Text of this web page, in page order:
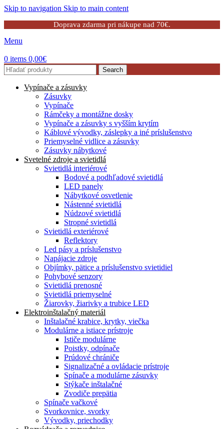
Skip to navigation Skip to main content
Doprava zdarma pri nákupe nad 70€.
Menu
0 items 0,00€
Search
Vypínače a zásuvky
Zásuvky
Vypínače
Rámčeky a montážne dosky
Vypínače a zásuvky s vyšším krytím
Káblové vývodky, záslepky a iné príslušenstvo
Priemyselné vidlice a zásuvky
Zásuvky nábytkové
Svetelné zdroje a svietidlá
Svietidlá interiérové
Bodové a podhľadové svietidlá
LED panely
Nábytkové osvetlenie
Nástenné svietidlá
Núdzové svietidlá
Stropné svietidlá
Svietidlá exteriérové
Reflektory
Led pásy a príslušenstvo
Napájacie zdroje
Objímky, pätice a príslušenstvo svietidiel
Pohybové senzory
Svietidlá prenosné
Svietidlá priemyselné
Žiarovky, žiarivky a trubice LED
Elektroinštalačný materiál
Inštalačné krabice, krytky, viečka
Modulárne a istiace prístroje
Ističe modulárne
Poistky, odpínače
Prúdové chrániče
Signalizačné a ovládacie prístroje
Spínače a modulárne zásuvky
Stýkače inštalačné
Zvodiče prepätia
Spínače vačkové
Svorkovnice, svorky
Vývodky, priechodky